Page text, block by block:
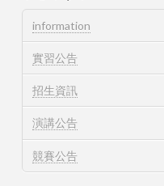
information
實習公告
招生資訊
演講公告
競賽公告